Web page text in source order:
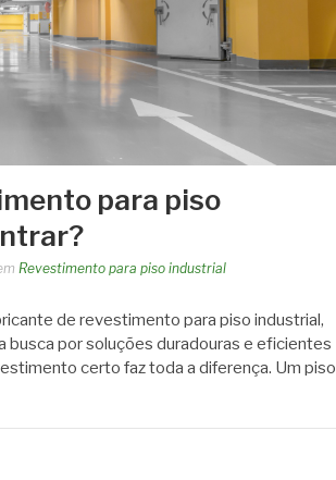
para piso
Revestimento para piso industrial
de revestimento para piso industrial,
busca por soluções duradouras e eficientes
certo faz toda a diferença. Um piso